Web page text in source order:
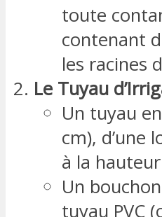
toute
contenant
les racines
Le Tuyau
Un tuyau
cm), d’une
à la
Un
tuyau PVC